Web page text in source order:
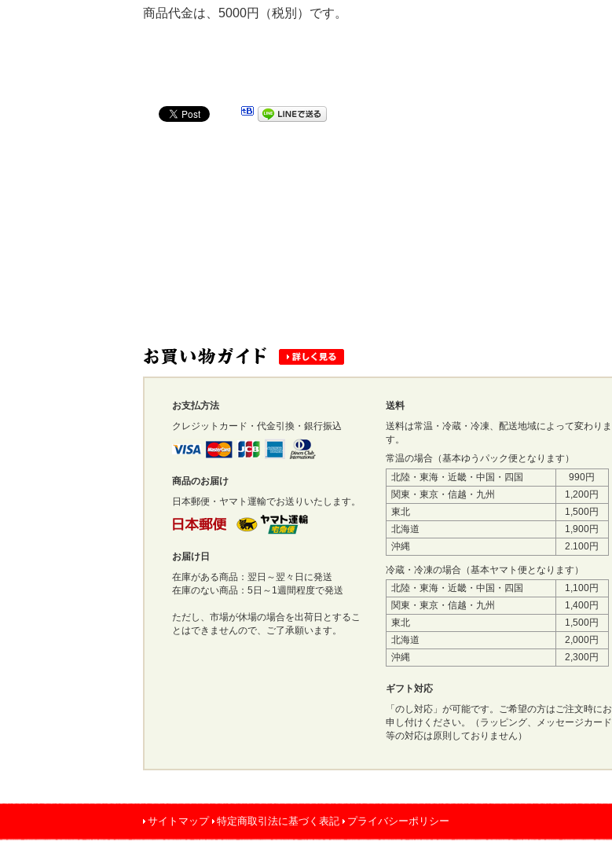
商品代金は、5000円（税別）です。
お支払方法
クレジットカード・代金引換・銀行振込
商品のお届け
日本郵便・ヤマト運輸でお送りいたします。
お届け日
在庫がある商品：翌日～翌々日に発送
在庫のない商品：5日～1週間程度で発送
ただし、市場が休場の場合を出荷日とするこ
とはできませんので、ご了承願います。
送料
送料は常温・冷蔵・冷凍、配送地域によって変わりま
す。
常温の場合（基本ゆうパック便となります）
北陸・東海・近畿・中国・四国
990円
関東・東京・信越・九州
1,200円
東北
1,500円
北海道
1,900円
沖縄
2.100円
冷蔵・冷凍の場合（基本ヤマト便となります）
北陸・東海・近畿・中国・四国
1,100円
関東・東京・信越・九州
1,400円
東北
1,500円
北海道
2,000円
沖縄
2,300円
ギフト対応
「のし対応」が可能です。ご希望の方はご注文時にお
申し付けください。（ラッピング、メッセージカード
等の対応は原則しておりません）
サイトマップ 特定商取引法に基づく表記 プライバシーポリシー